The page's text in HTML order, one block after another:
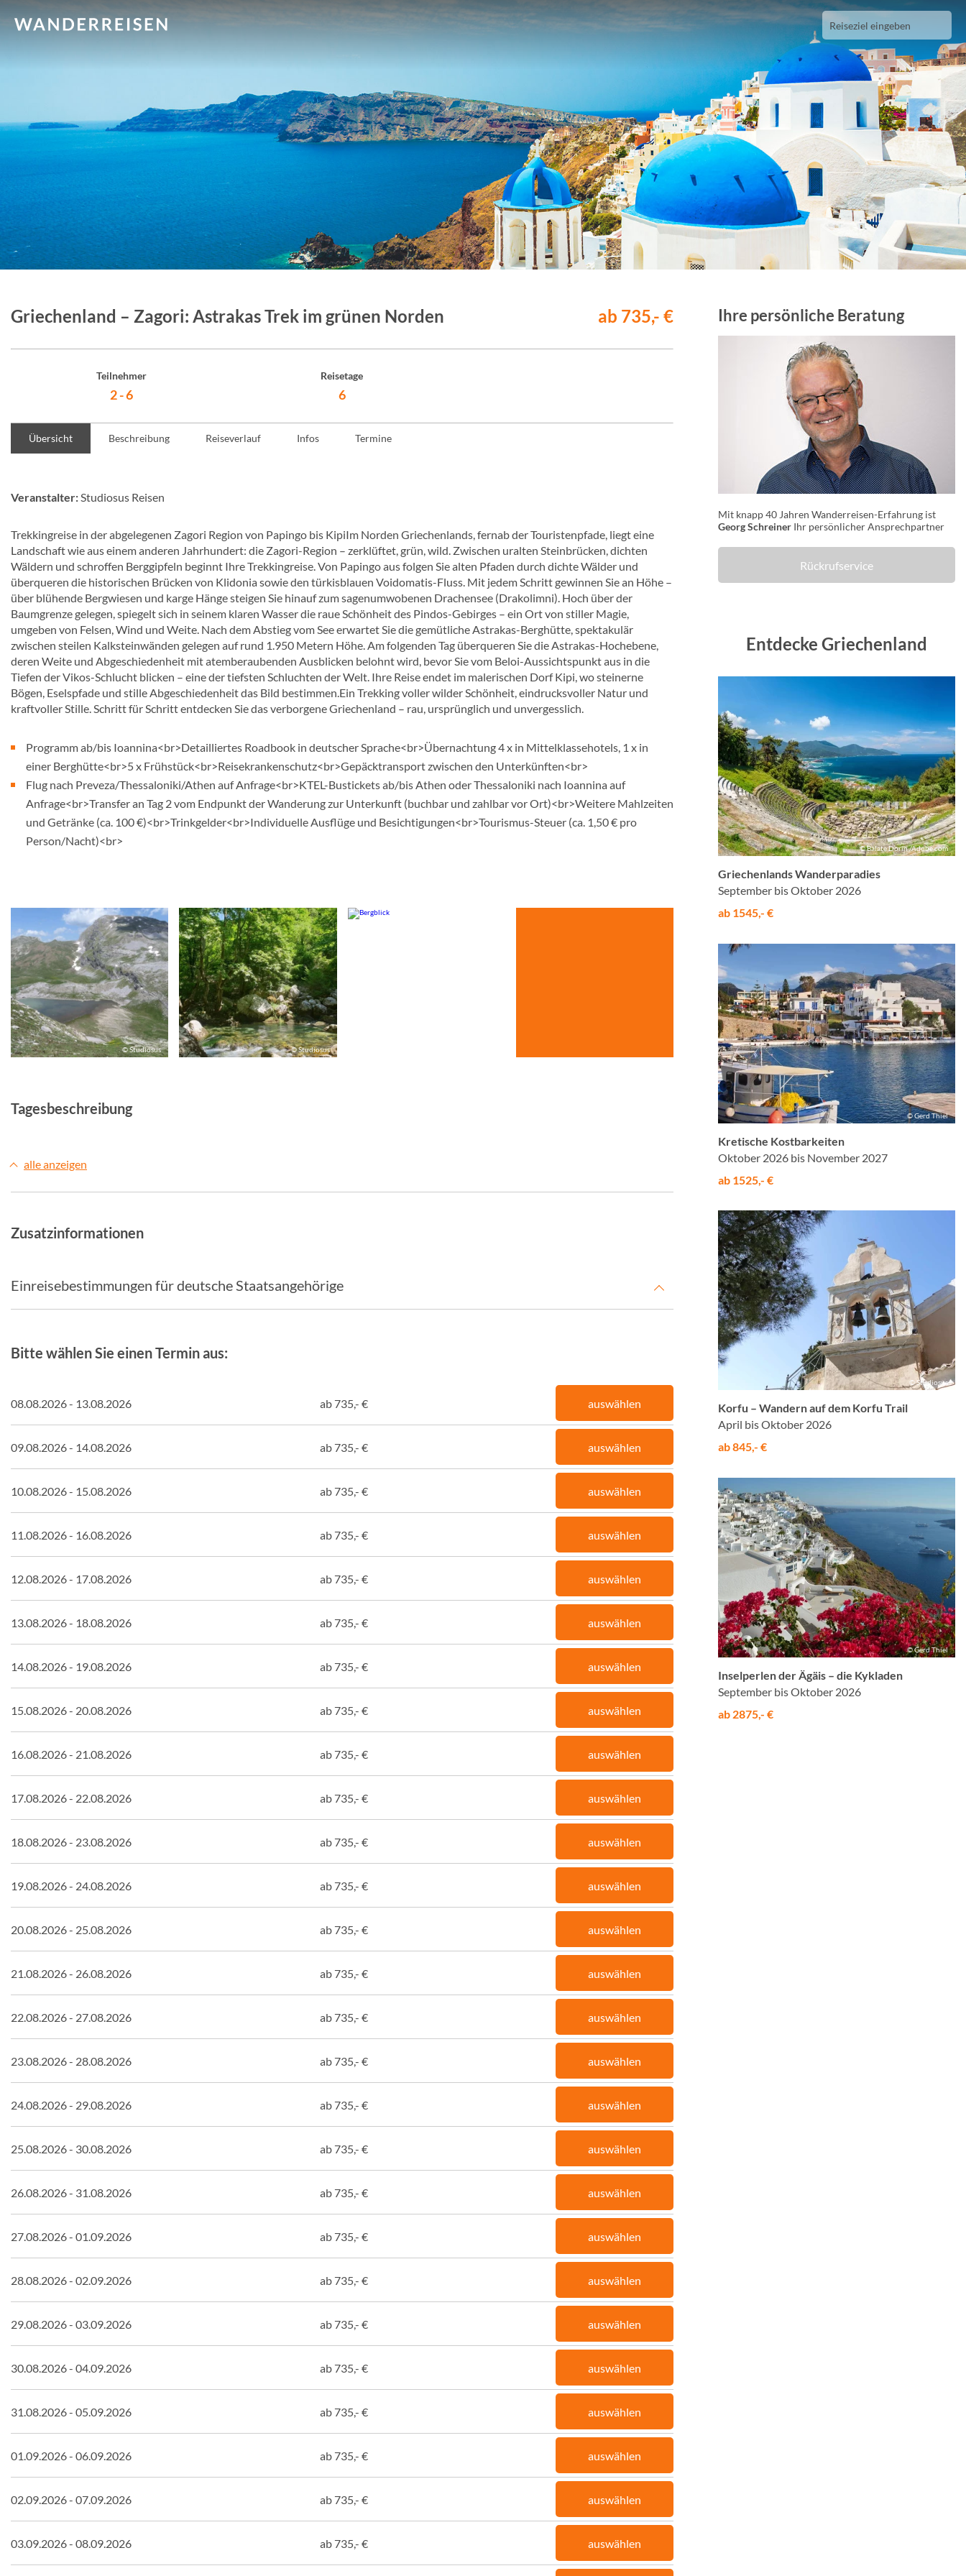
Griechenland – Zagori: Astrakas Trek im grünen Norden ab 735,- €
Teilnehmer
2 - 6
Reisetage
6
Übersicht Beschreibung Reiseverlauf Infos Termine
Veranstalter:Studiosus Reisen
Trekkingreise in der abgelegenen Zagori Region von Papingo bis KipiIm Norden Griechenlands, fernab der Touristenpfade, liegt eine
Landschaft wie aus einem anderen Jahrhundert: die Zagori-Region – zerklüftet, grün, wild. Zwischen uralten Steinbrücken, dichten
Wäldern und schroffen Berggipfeln beginnt Ihre Trekkingreise. Von Papingo aus folgen Sie alten Pfaden durch dichte Wälder und
überqueren die historischen Brücken von Klidonia sowie den türkisblauen Voidomatis-Fluss. Mit jedem Schritt gewinnen Sie an Höhe –
über blühende Bergwiesen und karge Hänge steigen Sie hinauf zum sagenumwobenen Drachensee (Drakolimni). Hoch über der
Baumgrenze gelegen, spiegelt sich in seinem klaren Wasser die raue Schönheit des Pindos-Gebirges – ein Ort von stiller Magie,
umgeben von Felsen, Wind und Weite. Nach dem Abstieg vom See erwartet Sie die gemütliche Astrakas-Berghütte, spektakulär
zwischen steilen Kalksteinwänden gelegen auf rund 1.950 Metern Höhe. Am folgenden Tag überqueren Sie die Astrakas-Hochebene,
deren Weite und Abgeschiedenheit mit atemberaubenden Ausblicken belohnt wird, bevor Sie vom Beloi-Aussichtspunkt aus in die
Tiefen der Vikos-Schlucht blicken – eine der tiefsten Schluchten der Welt. Ihre Reise endet im malerischen Dorf Kipi, wo steinerne
Bögen, Eselspfade und stille Abgeschiedenheit das Bild bestimmen.Ein Trekking voller wilder Schönheit, eindrucksvoller Natur und
kraftvoller Stille. Schritt für Schritt entdecken Sie das verborgene Griechenland – rau, ursprünglich und unvergesslich.
Programm ab/bis Ioannina<br>Detailliertes Roadbook in deutscher Sprache<br>Übernachtung 4 x in Mittelklassehotels, 1 x in
einer Berghütte<br>5 x Frühstück<br>Reisekrankenschutz<br>Gepäcktransport zwischen den Unterkünften<br>
Flug nach Preveza/Thessaloniki/Athen auf Anfrage<br>KTEL-Bustickets ab/bis Athen oder Thessaloniki nach Ioannina auf
Anfrage<br>Transfer an Tag 2 vom Endpunkt der Wanderung zur Unterkunft (buchbar und zahlbar vor Ort)<br>Weitere Mahlzeiten
und Getränke (ca. 100 €)<br>Trinkgelder<br>Individuelle Ausflüge und Besichtigungen<br>Tourismus-Steuer (ca. 1,50 € pro
Person/Nacht)<br>
© Studiosus © Studiosus
Tagesbeschreibung
alle anzeigen
Zusatzinformationen
Einreisebestimmungen für deutsche Staatsangehörige
Bitte wählen Sie einen Termin aus:
08.08.2026 - 13.08.2026 ab 735,- € auswählen
09.08.2026 - 14.08.2026 ab 735,- € auswählen
10.08.2026 - 15.08.2026 ab 735,- € auswählen
11.08.2026 - 16.08.2026 ab 735,- € auswählen
12.08.2026 - 17.08.2026 ab 735,- € auswählen
13.08.2026 - 18.08.2026 ab 735,- € auswählen
14.08.2026 - 19.08.2026 ab 735,- € auswählen
15.08.2026 - 20.08.2026 ab 735,- € auswählen
16.08.2026 - 21.08.2026 ab 735,- € auswählen
17.08.2026 - 22.08.2026 ab 735,- € auswählen
18.08.2026 - 23.08.2026 ab 735,- € auswählen
19.08.2026 - 24.08.2026 ab 735,- € auswählen
20.08.2026 - 25.08.2026 ab 735,- € auswählen
21.08.2026 - 26.08.2026 ab 735,- € auswählen
22.08.2026 - 27.08.2026 ab 735,- € auswählen
23.08.2026 - 28.08.2026 ab 735,- € auswählen
24.08.2026 - 29.08.2026 ab 735,- € auswählen
25.08.2026 - 30.08.2026 ab 735,- € auswählen
26.08.2026 - 31.08.2026 ab 735,- € auswählen
27.08.2026 - 01.09.2026 ab 735,- € auswählen
28.08.2026 - 02.09.2026 ab 735,- € auswählen
29.08.2026 - 03.09.2026 ab 735,- € auswählen
30.08.2026 - 04.09.2026 ab 735,- € auswählen
31.08.2026 - 05.09.2026 ab 735,- € auswählen
01.09.2026 - 06.09.2026 ab 735,- € auswählen
02.09.2026 - 07.09.2026 ab 735,- € auswählen
03.09.2026 - 08.09.2026 ab 735,- € auswählen
Ihre persönliche Beratung
Mit knapp 40 Jahren Wanderreisen-Erfahrung ist
Georg Schreiner Ihr persönlicher Ansprechpartner
Rückrufservice
Entdecke Griechenland
© Balate Dorin /Adobe.com
Griechenlands Wanderparadies
September bis Oktober 2026
ab 1545,- €
© Gerd Thiel
Kretische Kostbarkeiten
Oktober 2026 bis November 2027
ab 1525,- €
© Studiosus
Korfu – Wandern auf dem Korfu Trail
April bis Oktober 2026
ab 845,- €
© Gerd Thiel
Inselperlen der Ägäis – die Kykladen
September bis Oktober 2026
ab 2875,- €